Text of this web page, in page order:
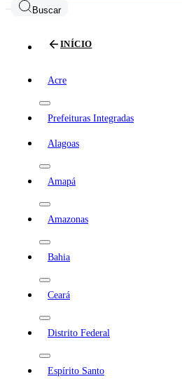
Buscar
INÍCIO
Acre
Prefeituras Integradas
Alagoas
Amapá
Amazonas
Bahia
Ceará
Distrito Federal
Espírito Santo